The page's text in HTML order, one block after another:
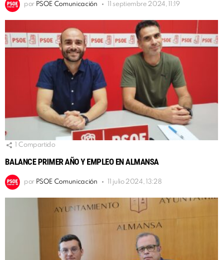
por PSOE Comunicación 11 septiembre 2024, 11:19
Compartido
BALANCE PRIMER AÑO Y EMPLEO EN ALMANSA
por PSOE Comunicación 11 julio 2024, 13:28